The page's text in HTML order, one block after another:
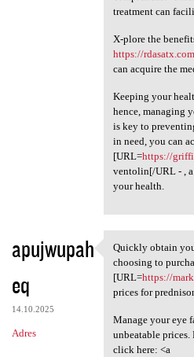
treatment can
X-plore the
https://
can acquire the
Keeping your
hence, managing
is key to
in need, you can
[URL=https://
ventolin[/URL - ,
your health.
apujwupah
eq
14.10.2025
Adres
Quickly obtain
Quickly obtain
choosing to
[URL=https://
prices for
Manage your eye
unbeatable prices.
click here: <a